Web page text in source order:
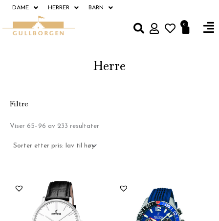
Hopp
innholdet
DAME HERRER BARN
0
Herre
Filtre
Viser 65–96 av 233 resultaterSortert